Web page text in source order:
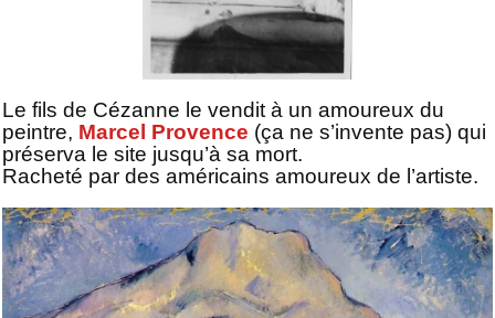
Le fils de Cézanne le vendit à un amoureux du
peintre, Marcel Provence (ça ne s’invente pas) qui
préserva le site jusqu’à sa mort.
Racheté par des américains amoureux de l’artiste.